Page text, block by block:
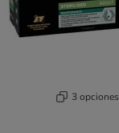
3 opciones